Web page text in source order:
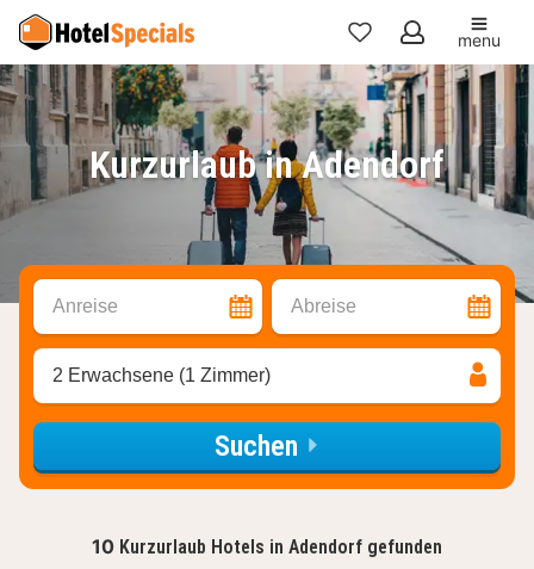
Meine
Favoriten
menu
Kurzurlaub in Adendorf
Anreise Abreise
2 Erwachsene (1 Zimmer)
Suchen
10 Kurzurlaub Hotels in Adendorf gefunden